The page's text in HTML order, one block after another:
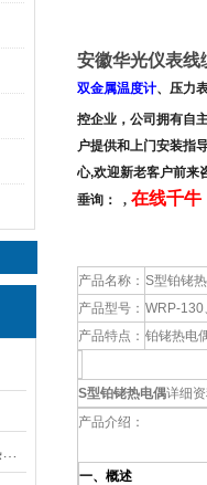
安徽华光仪表线
双金属温度计、压力
控企业，公司拥有自
户提供和上门安装指
心,欢迎新老客户前来
垂询： , 在线千牛
产品名称： S型铂铑
产品型号： WRP-130
产品特点： 铂铑热电
S型铂铑热电偶详细
产品介绍：
一、概述